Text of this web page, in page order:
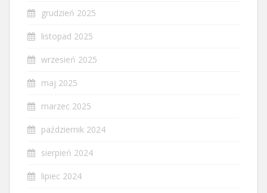
grudzień 2025
listopad 2025
wrzesień 2025
maj 2025
marzec 2025
październik 2024
sierpień 2024
lipiec 2024